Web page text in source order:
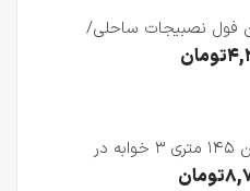
فول نصبیجات ساحلی/
تومان
فروش آپارتمان ۱۴۵ متری ۳ خوابه در
تومان